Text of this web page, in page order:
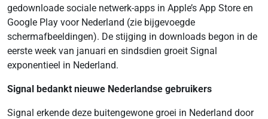
gedownloade sociale netwerk-apps in Apple’s App Store en
Google Play voor Nederland (zie bijgevoegde
schermafbeeldingen). De stijging in downloads begon in de
eerste week van januari en sindsdien groeit Signal
exponentieel in Nederland.
Signal bedankt nieuwe Nederlandse gebruikers
Signal erkende deze buitengewone groei in Nederland door